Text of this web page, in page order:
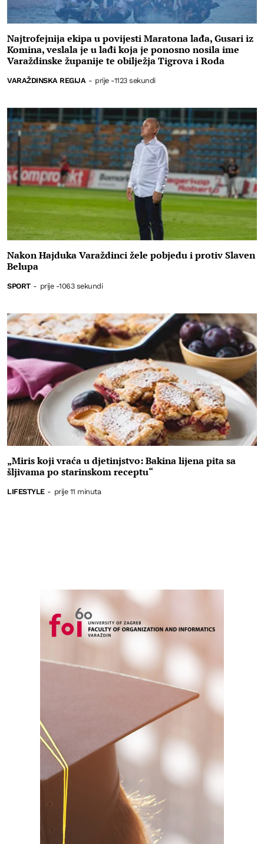
Najtrofejnija ekipa u povijesti Maratona lađa, Gusari iz
Komina, veslala je u lađi koja je ponosno nosila ime
Varaždinske županije te obilježja Tigrova i Roda
VARAŽDINSKA REGIJA - prije -1123 sekundi
Nakon Hajduka Varaždinci žele pobjedu i protiv Slaven
Belupa
SPORT - prije -1063 sekundi
„Miris koji vraća u djetinjstvo: Bakina lijena pita sa
šljivama po starinskom receptu“
LIFESTYLE - prije 11 minuta